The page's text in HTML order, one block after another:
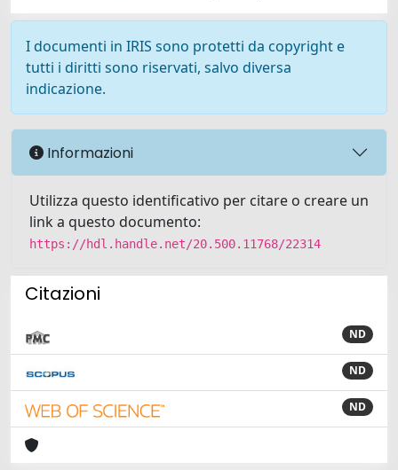
I documenti in IRIS sono protetti da copyright e
tutti i diritti sono riservati, salvo diversa
indicazione.
Informazioni
Utilizza questo identificativo per citare o creare un
link a questo documento:
https://hdl.handle.net/20.500.11768/22314
Citazioni
ND
ND
ND